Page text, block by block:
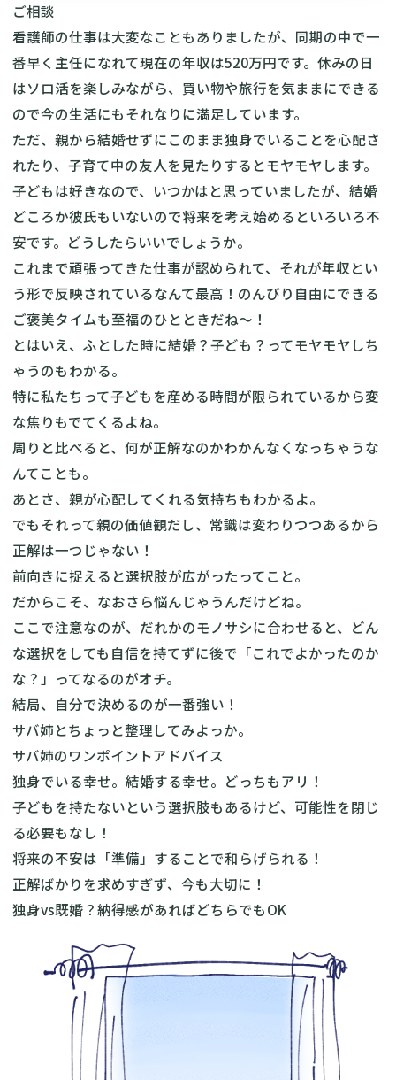
ご相談
看護師の仕事は大変なこともありましたが、同期の中で一
番早く主任になれて現在の年収は520万円です。休みの日
はソロ活を楽しみながら、買い物や旅行を気ままにできる
ので今の生活にもそれなりに満足しています。
ただ、親から結婚せずにこのまま独身でいることを心配さ
れたり、子育て中の友人を見たりするとモヤモヤします。
子どもは好きなので、いつかはと思っていましたが、結婚
どころか彼氏もいないので将来を考え始めるといろいろ不
安です。どうしたらいいでしょうか。
これまで頑張ってきた仕事が認められて、それが年収とい
う形で反映されているなんて最高！のんびり自由にできる
ご褒美タイムも至福のひとときだね～！
とはいえ、ふとした時に結婚？子ども？ってモヤモヤしち
ゃうのもわかる。
特に私たちって子どもを産める時間が限られているから変
な焦りもでてくるよね。
周りと比べると、何が正解なのかわかんなくなっちゃうな
んてことも。
あとさ、親が心配してくれる気持ちもわかるよ。
でもそれって親の価値観だし、常識は変わりつつあるから
正解は一つじゃない！
前向きに捉えると選択肢が広がったってこと。
だからこそ、なおさら悩んじゃうんだけどね。
ここで注意なのが、だれかのモノサシに合わせると、どん
な選択をしても自信を持てずに後で「これでよかったのか
な？」ってなるのがオチ。
結局、自分で決めるのが一番強い！
サバ姉とちょっと整理してみよっか。
サバ姉のワンポイントアドバイス
独身でいる幸せ。結婚する幸せ。どっちもアリ！
子どもを持たないという選択肢もあるけど、可能性を閉じ
る必要もなし！
将来の不安は「準備」することで和らげられる！
正解ばかりを求めすぎず、今も大切に！
独身vs既婚？納得感があればどちらでもOK